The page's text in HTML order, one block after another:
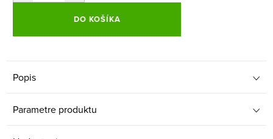
DO KOŠÍKA
Popis
Parametre produktu